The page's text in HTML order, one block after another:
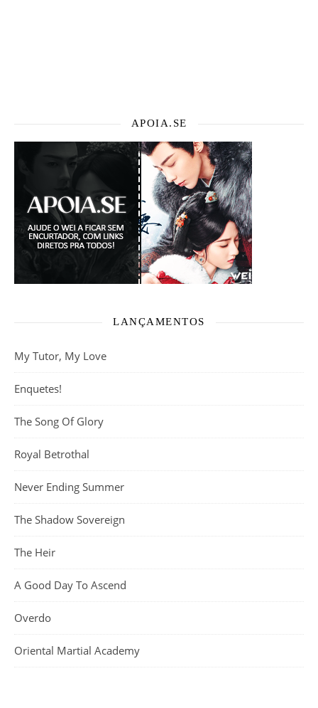
APOIA.SE
LANÇAMENTOS
My Tutor, My Love
Enquetes!
The Song Of Glory
Royal Betrothal
Never Ending Summer
The Shadow Sovereign
The Heir
A Good Day To Ascend
Overdo
Oriental Martial Academy